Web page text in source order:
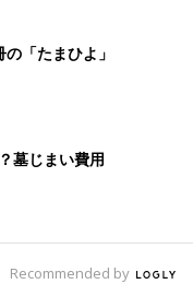
「たまひよ」
墓じまい費用
Recommended by